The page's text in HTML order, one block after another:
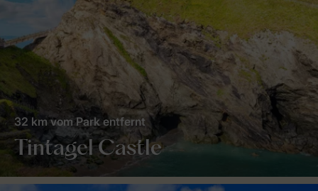
Tintagel Castle
32 km vom Park entfernt